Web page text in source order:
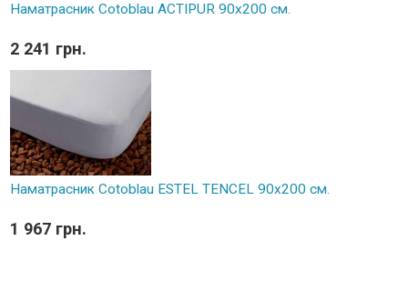
Наматрасник Cotoblau ACTIPUR 90х200 см.
2 241 грн.
Наматрасник Cotoblau ESTEL TENCEL 90х200 см.
1 967 грн.